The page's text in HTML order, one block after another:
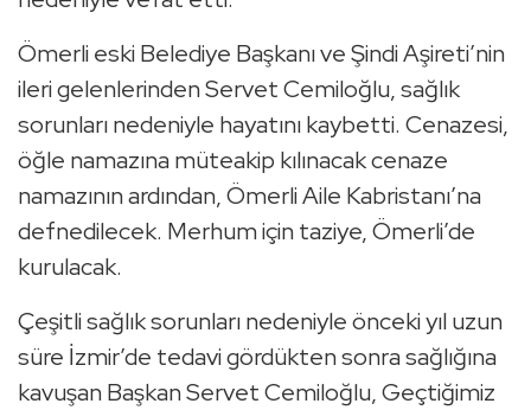
Ömerli eski Belediye Başkanı ve Şindi Aşireti’nin
ileri gelenlerinden Servet Cemiloğlu, sağlık
sorunları nedeniyle hayatını kaybetti. Cenazesi,
öğle namazına müteakip kılınacak cenaze
namazının ardından, Ömerli Aile Kabristanı’na
defnedilecek. Merhum için taziye, Ömerli’de
kurulacak.
Çeşitli sağlık sorunları nedeniyle önceki yıl uzun
süre İzmir’de tedavi gördükten sonra sağlığına
kavuşan Başkan Servet Cemiloğlu, Geçtiğimiz